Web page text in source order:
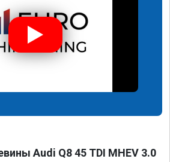
Audi Q8 45 TDI MHEV 3.0